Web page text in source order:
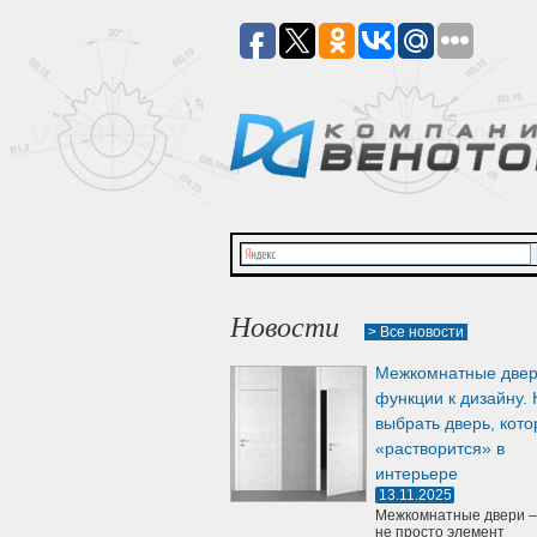
Новости > Все новости
Межкомнатные
функции к дизайну.
выбрать дверь,
«растворится» в
интерьере
13.11.2025
Межкомнатные двери
не просто элемент